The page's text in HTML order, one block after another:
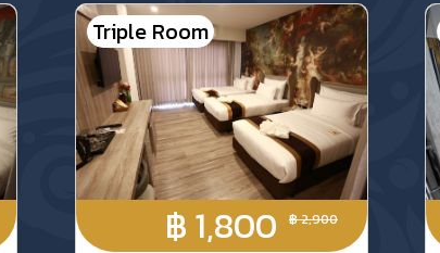
Triple Room
฿ 2,900
฿ 1,800